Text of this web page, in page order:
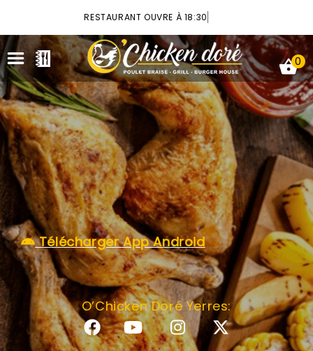
RESTAURANT OUVRE À 18:30
ACCUEIL
LA CARTE
VOTRE COMPTE
NOTRE RESTAURANT
VOS AVIS
MENTIONS LÉGALES
C.G.V
0
Télécharger App Android
O’Chicken Doré Yerres: